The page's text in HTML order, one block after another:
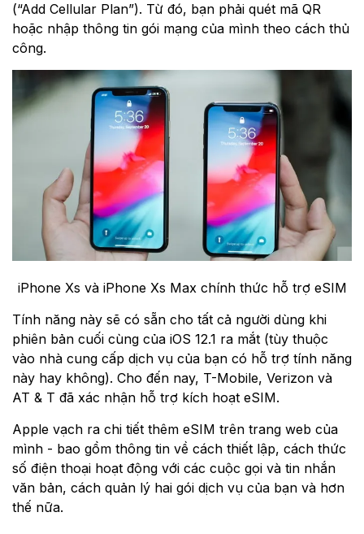
(“Add Cellular Plan”). Từ đó, bạn phải quét mã QR
hoặc nhập thông tin gói mạng của mình theo cách thủ
công.
iPhone Xs và iPhone Xs Max chính thức hỗ trợ eSIM
Tính năng này sẽ có sẵn cho tất cả người dùng khi
phiên bản cuối cùng của iOS 12.1 ra mắt (tùy thuộc
vào nhà cung cấp dịch vụ của bạn có hỗ trợ tính năng
này hay không). Cho đến nay, T-Mobile, Verizon và
AT & T đã xác nhận hỗ trợ kích hoạt eSIM.
Apple vạch ra chi tiết thêm eSIM trên trang web của
mình - bao gồm thông tin về cách thiết lập, cách thức
số điện thoại hoạt động với các cuộc gọi và tin nhắn
văn bản, cách quản lý hai gói dịch vụ của bạn và hơn
thế nữa.